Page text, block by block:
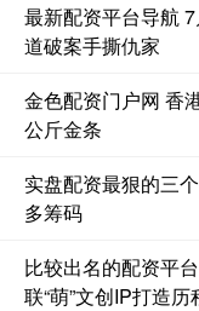
最新配资平台导航
道破案手撕仇家
金色配资门户网 香
公斤金条
实盘配资最狠的三
多筹码
比较出名的配资平
联“萌”文创IP打造历